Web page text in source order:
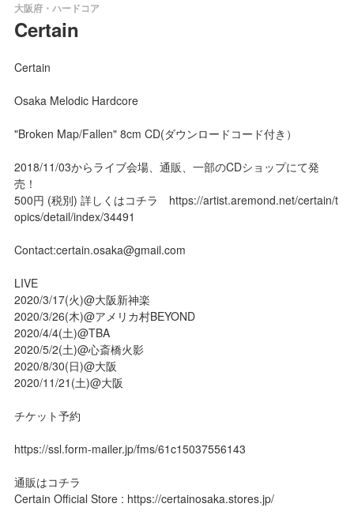
大阪府・ハードコア
Certain
Certain
Osaka Melodic Hardcore
"Broken Map/Fallen" 8cm CD(ダウンロードコード付き）
2018/11/03からライブ会場、通販、一部のCDショップにて発
売！
500円 (税別) 詳しくはコチラ https://artist.aremond.net/certain/t
opics/detail/index/34491
Contact:certain.osaka@gmail.com
LIVE
2020/3/17(火)@大阪新神楽
2020/3/26(木)@アメリカ村BEYOND
2020/4/4(土)@TBA
2020/5/2(土)@心斎橋火影
2020/8/30(日)@大阪
2020/11/21(土)@大阪
チケット予約
https://ssl.form-mailer.jp/fms/61c15037556143
通販はコチラ
Certain Official Store : https://certainosaka.stores.jp/